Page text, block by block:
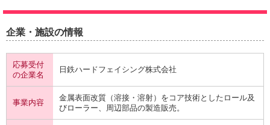
企業・施設の情報
応募受付
の企業名
日鉄ハードフェイシング株式会社
事業内容
金属表面改質（溶接・溶射）をコア技術としたロール及
びローラー、周辺部品の製造販売。